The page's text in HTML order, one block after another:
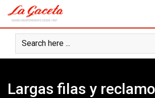
content
Largas filas y